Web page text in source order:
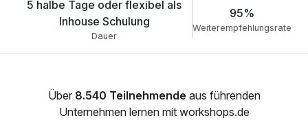
5 halbe Tage oder flexibel als
Inhouse Schulung
Dauer
95%
Weiterempfehlungsrate
Über 8.540 Teilnehmende aus führenden
Unternehmen lernen mit workshops.de